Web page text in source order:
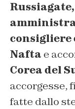
Russiagate,
consigliere
Nafta e
Corea del
accorgesse,
fatte dallo